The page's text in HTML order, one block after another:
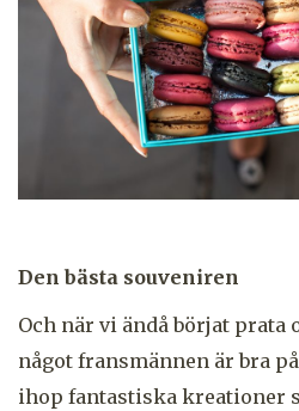
Den bästa souveniren
Och när vi ändå börjat prata
något fransmännen är bra
ihop fantastiska kreationer